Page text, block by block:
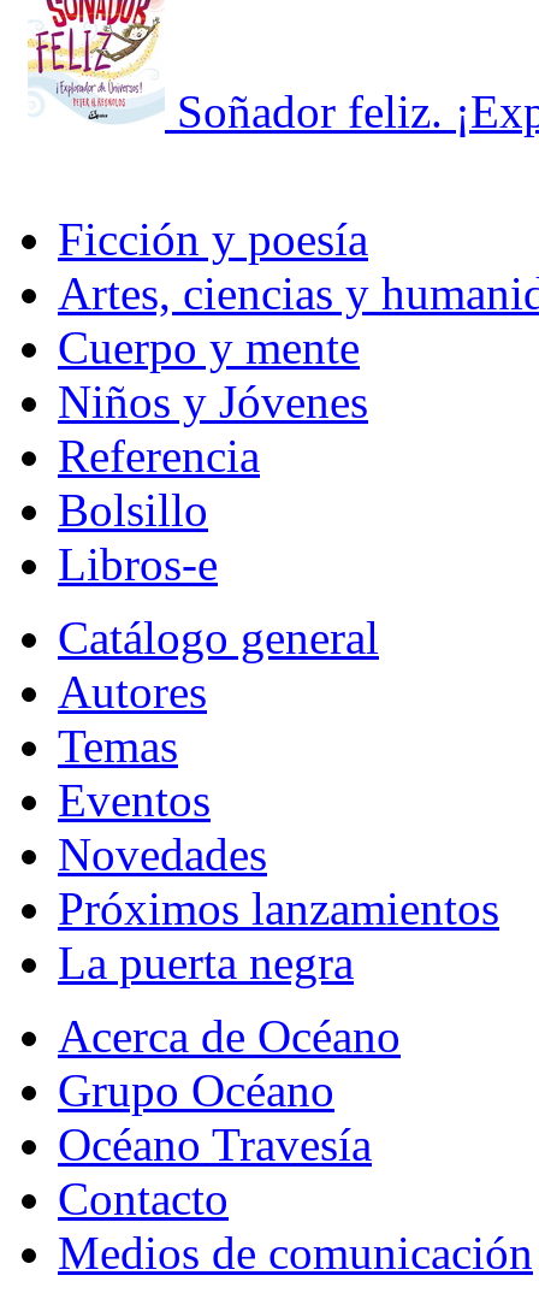
Soñador feliz.
Ficción y poesía
Artes, ciencias y
Cuerpo y mente
Niños y Jóvenes
Referencia
Bolsillo
Libros-e
Catálogo general
Autores
Temas
Eventos
Novedades
Próximos lanzamientos
La puerta negra
Acerca de Océano
Grupo Océano
Océano Travesía
Contacto
Medios de comunicación